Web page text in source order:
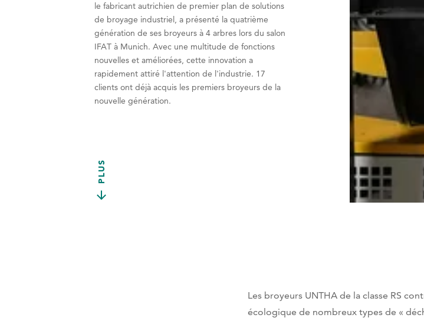
le fabricant autrichien de premier plan de solutions
de broyage industriel, a présenté la quatrième
génération de ses broyeurs à 4 arbres lors du salon
IFAT à Munich. Avec une multitude de fonctions
nouvelles et améliorées, cette innovation a
rapidement attiré l'attention de l'industrie. 17
clients ont déjà acquis les premiers broyeurs de la
nouvelle génération.
PLUS
Les broyeurs UNTHA de la classe RS
écologique de nombreux types de «